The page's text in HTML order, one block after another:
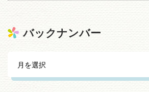
バックナンバー